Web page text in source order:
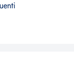
-